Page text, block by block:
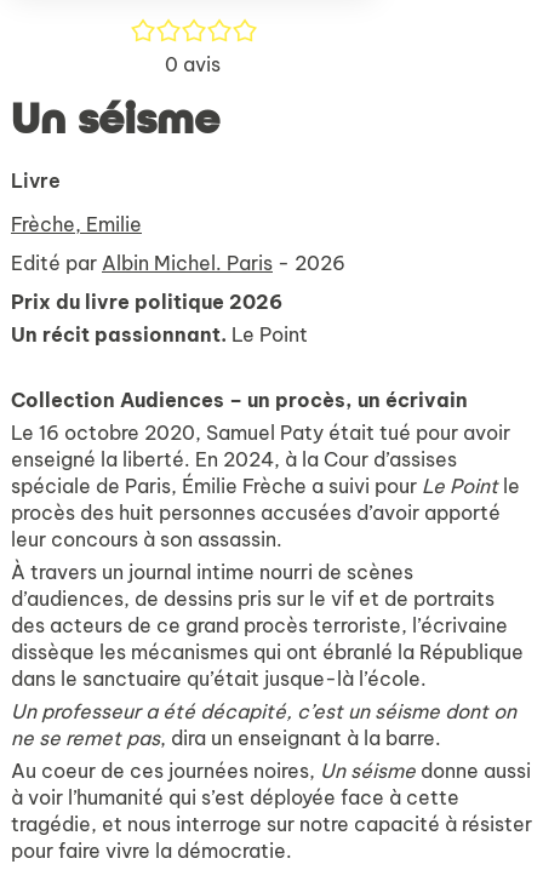
/5
0 avis
Un séisme
Livre
Frèche, Emilie
Edité par Albin Michel. Paris - 2026
Prix du livre politique 2026
Un récit passionnant. Le Point
Collection Audiences – un procès, un écrivain
Le 16 octobre 2020, Samuel Paty était tué pour avoir
enseigné la liberté. En 2024, à la Cour d’assises
spéciale de Paris, Émilie Frèche a suivi pour Le Point le
procès des huit personnes accusées d’avoir apporté
leur concours à son assassin.
À travers un journal intime nourri de scènes
d’audiences, de dessins pris sur le vif et de portraits
des acteurs de ce grand procès terroriste, l’écrivaine
dissèque les mécanismes qui ont ébranlé la République
dans le sanctuaire qu’était jusque-là l’école.
Un professeur a été décapité, c’est un séisme dont on
ne se remet pas, dira un enseignant à la barre.
Au coeur de ces journées noires, Un séisme donne aussi
à voir l’humanité qui s’est déployée face à cette
tragédie, et nous interroge sur notre capacité à résister
pour faire vivre la démocratie.